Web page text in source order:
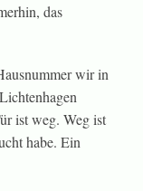
das
wir in
ist weg. Weg ist
habe. Ein